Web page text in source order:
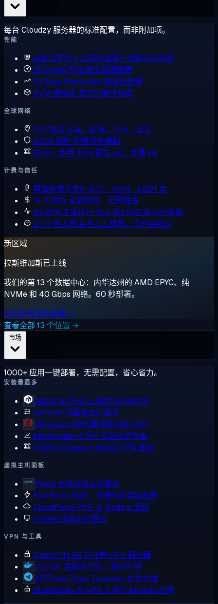
每台 Cloudzy 服务器的标准配置，而非附加项。
性能
AMD EPYC + DDR5 最新一代核心与内存
纯 NVMe 存储绝无机械硬盘
10 Gbps Bandwidth 高吞吐套餐
KVM 虚拟化 真正的硬件隔离
全球网络
13个地点 北美、欧洲、中东、亚太
DDoS 防护 内置攻击缓解
IPv6 + 专用 IPv4 原生 v6，专属 v4
计费与信任
用加密货币支付 BTC、XMR、USDT 等
14 天退款全额退款，无需理由
99.95% 正常运行 SLA我们的正常运行承诺
24/7 真人支持 真人工程师，几分钟响应
新区域
拉斯维加斯已上线
我们的第 13 个数据中心：内华达州的 AMD EPYC、纯
NVMe 和 40 Gbps 网络。60 秒部署。
在拉斯维加斯部署 →
查看全部 13 个位置 →
1000+ 应用一键部署，无需配置，省心省力。
安装量最多
MikroTik CHR 云端的 RouterOS
aaPanel轻量级主机面板
WireGuard 现代高性能内核 VPN
MetaTrader 4 外汇交易标准方案
Hiddify Manager 多协议 VPN 面板
虚拟主机面板
Plesk 全栈虚拟主机面板
FastPanel 免费、快速的服务器面板
CloudPanel PHP 与 Node.js 面板
cPanel经典主机面板
VPN 与工具
OpenVPN AS 自托管 VPN 服务器
Docker 容器运行时，随时可用
MTProto Proxy Telegram 原生代理
BlueStacks 在 VPS 上运行 Android 应用